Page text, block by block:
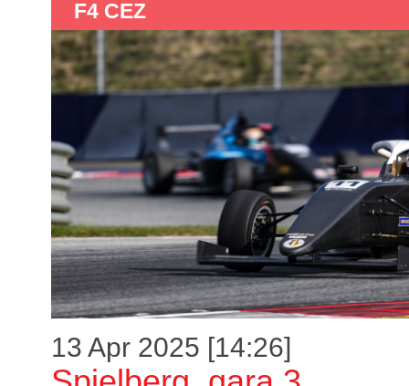
F4 CEZ
13 Apr 2025 [14:26]